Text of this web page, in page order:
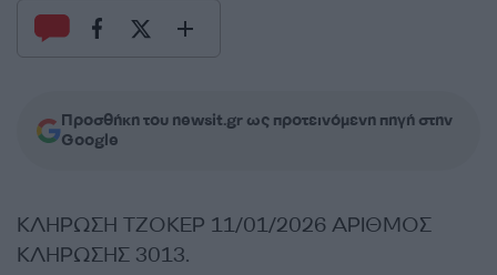
Προσθήκη του newsit.gr ως προτεινόμενη πηγή στην
Google
ΚΛΗΡΩΣΗ ΤΖΟΚΕΡ 11/01/2026 ΑΡΙΘΜΟΣ
ΚΛΗΡΩΣΗΣ 3013.